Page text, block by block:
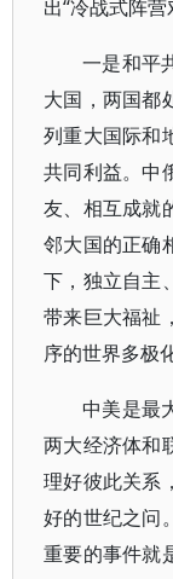
出“冷战式阵营
一是和平
大国，两国都
列重大国际和
共同利益。中
友、相互成就
邻大国的正确
下，独立自主
带来巨大福祉
序的世界多极
中美是最
两大经济体和
理好彼此关系
好的世纪之问
重要的事件就